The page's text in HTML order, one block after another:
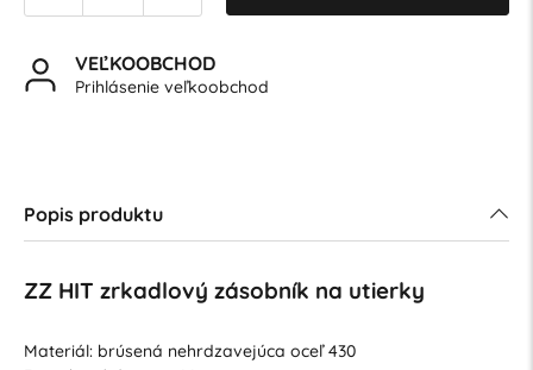
VEĽKOOBCHOD
Prihlásenie veľkoobchod
Popis produktu
ZZ HIT zrkadlový zásobník na utierky
Materiál: brúsená nehrdzavejúca oceľ 430